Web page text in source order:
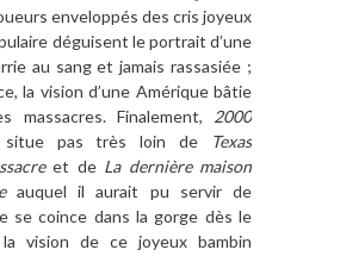
enveloppés des cris joyeux
déguisent le portrait d’une
au sang et jamais rassasiée ;
la vision d’une Amérique bâtie
massacres. Finalement, 2000
pas très loin de
Texas
et de La dernière maison
auquel il aurait pu servir de
se coince dans la gorge dès le
vision de ce joyeux bambin